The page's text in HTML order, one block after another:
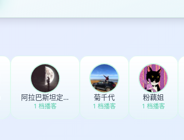
阿拉巴斯坦定春
1 档播客
菊千代
1 档播客
粉藕姐
1 档播客
确定